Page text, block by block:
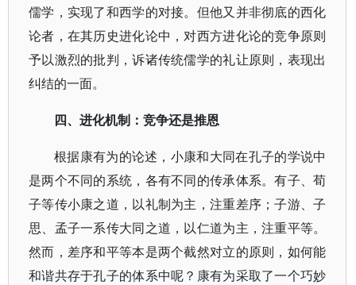
儒学，实现了和西学的对接。但他又并非彻底的西化
论者，在其历史进化论中，对西方进化论的竞争原则
予以激烈的批判，诉诸传统儒学的礼让原则，表现出
纠结的一面。
四、进化机制：竞争还是推恩
根据康有为的论述，小康和大同在孔子的学说中
是两个不同的系统，各有不同的传承体系。有子、荀
子等传小康之道，以礼制为主，注重差序；子游、子
思、孟子一系传大同之道，以仁道为主，注重平等。
然而，差序和平等本是两个截然对立的原则，如何能
和谐共存于孔子的体系中呢？康有为采取了一个巧妙